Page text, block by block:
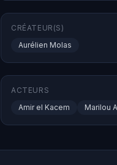
CRÉATEUR(S)
Aurélien Molas
ACTEURS
Amir el Kacem
Marilou